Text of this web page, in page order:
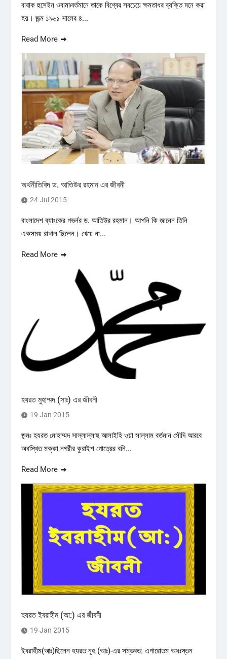
বারাক হুসেইন ওবামা৷বর্তমানে তাকে বিশ্বের সবচেয়ে ক্ষমতাধর ব্যক্তি মনে করা
হয়। জন্ম ১৯৬১ সালের ৪...
Read More
অর্থনীতিবিদ ড. আতিউর রহমান এর জীবনী
24 Jul 2015
বাংলাদেশ ব্যাংকের গভর্নর ড. আতিউর রহমান। আপনি কি জানেন তিনি
একসময় রাখাল ছিলেন। খেয়ে না...
Read More
হযরত মুহাম্মদ (সাঃ) এর জীবনী
19 Jan 2015
জন্মঃ হযরত মোহাম্মদ সাল্লাল্লাহু আলাইহি ওয়া সাল্লাম বর্তমান সৌদি আরবে
অবস্থিত মক্কা নগরীর কুরাইশ গোত্রের বনি...
Read More
হযরত ইবরাহীম (আ:) এর জীবনী
19 Jan 2015
ইবরাহীম(আঃ)ছিলেন হযরত নূহ (আঃ)-এর সম্ভবত: এগারোতম অধঃস্তন